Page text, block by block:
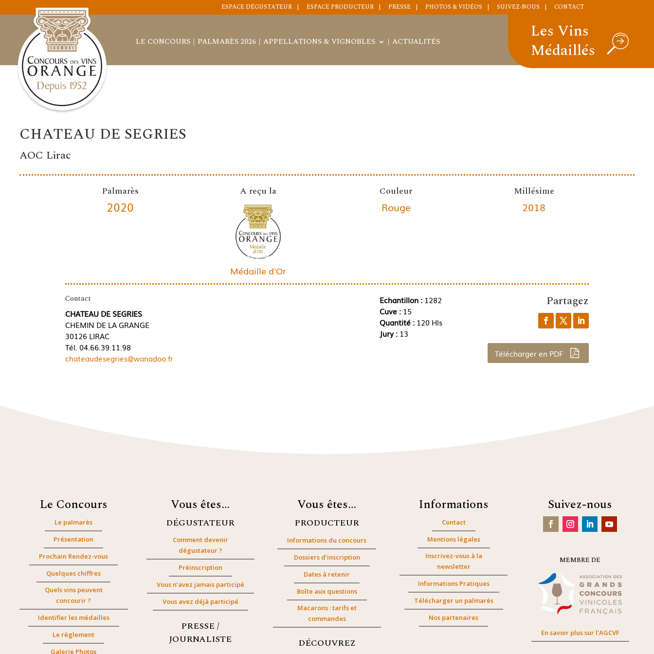
ESPACE DÉGUSTATEUR ESPACE PRODUCTEUR PRESSE PHOTOS & VIDÉOS SUIVEZ-NOUS CONTACT
LE CONCOURS PALMARÈS 2026 APPELLATIONS & VIGNOBLES ACTUALITÉS
Les Vins
Médaillés
CHATEAU DE SEGRIES
AOC Lirac
Palmarès
2020
A reçu la
Médaille d'Or
Couleur
Rouge
Millésime
2018
Contact
CHATEAU DE SEGRIES
CHEMIN DE LA GRANGE
30126 LIRAC
Tél. 04.66.39.11.98
chateaudesegries@wanadoo.fr
Echantillon :1282
Cuve : 15
Quantité : 120 Hls
Jury : 13
Partagez
Télécharger en PDF
Le Concours
Le palmarès
Présentation
Prochain Rendez-vous
Quelques chiffres
Quels vins peuvent
concourir ?
Identifier les médailles
Le règlement
Galerie Photos
Vous êtes…
DÉGUSTATEUR
Comment devenir
dégustateur ?
Préinscription
Vous n’avez jamais participé
Vous avez déjà participé
PRESSE /
JOURNALISTE
Vous êtes…
PRODUCTEUR
Informations du concours
Dossiers d’inscription
Dates à retenir
Boîte aux questions
Macarons : tarifs et
commandes
DÉCOUVREZ
Informations
Contact
Mentions légales
Inscrivez-vous à la
newsletter
Informations Pratiques
Télécharger un palmarès
Nos partenaires
Suivez-nous
MEMBRE DE
En savoir plus sur l'AGCVF